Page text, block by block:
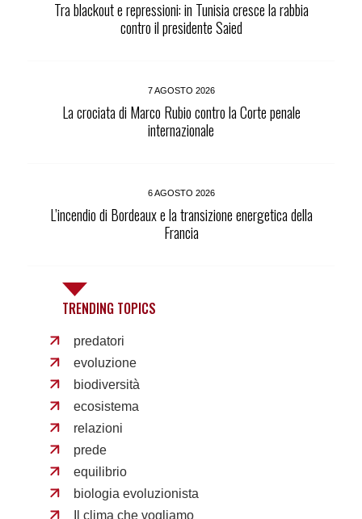
Tra blackout e repressioni: in Tunisia cresce la rabbia
contro il presidente Saied
7 AGOSTO 2026
La crociata di Marco Rubio contro la Corte penale
internazionale
6 AGOSTO 2026
L’incendio di Bordeaux e la transizione energetica della
Francia
TRENDING TOPICS
predatori
evoluzione
biodiversità
ecosistema
relazioni
prede
equilibrio
biologia evoluzionista
Il clima che vogliamo